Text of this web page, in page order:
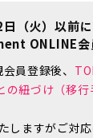
（火）以前
ONLINE会
員登録後、
の紐づけ（移行
しますがご対